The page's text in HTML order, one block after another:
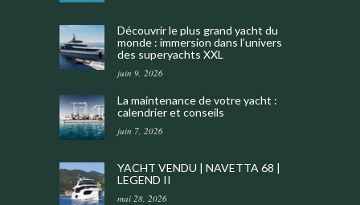
Découvrir le plus grand yacht du
monde : immersion dans l’univers
des superyachts XXL
juin 9, 2026
La maintenance de votre yacht :
calendrier et conseils
juin 7, 2026
YACHT VENDU | NAVETTA 68 |
LEGEND II
mai 28, 2026